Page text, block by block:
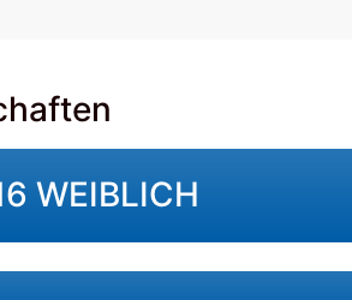
WEIBLICH